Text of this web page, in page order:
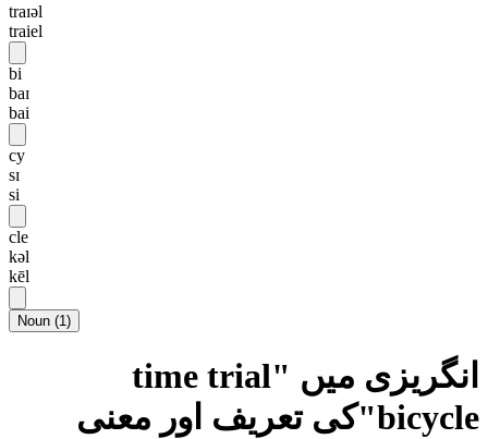
traɪəl
traiel
bi
baɪ
bai
cy
sɪ
si
cle
kəl
kēl
Noun (1)
انگریزی میں "time trial
bicycle"کی تعریف اور معنی